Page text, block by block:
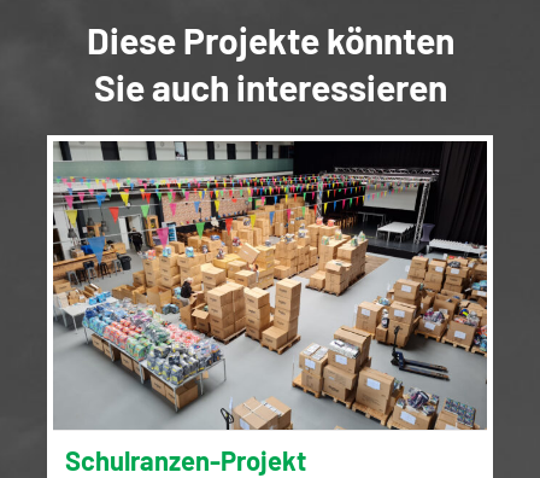
Diese Projekte könnten
Sie auch interessieren
Schulranzen-Projekt